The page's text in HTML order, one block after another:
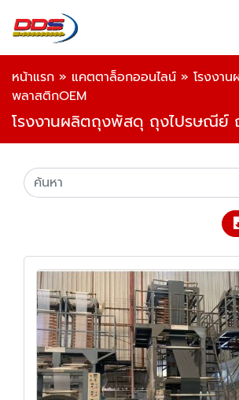
หน้าแรก » แคตตาล็อกออนไลน์ » โรงงา
พลาสติกOEM
โรงงานผลิตถุงพัสดุ ถุงไปรษณีย์